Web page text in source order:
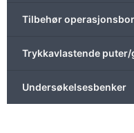
Tilbehør
Trykkavlastende
Undersøkelsesbenker